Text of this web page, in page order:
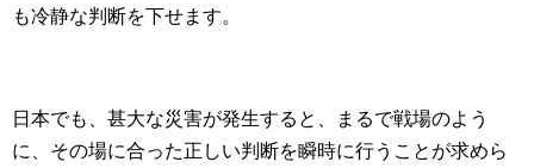
も冷静な判断を下せます。
日本でも、甚大な災害が発生すると、まるで戦場のよう
に、その場に合った正しい判断を瞬時に行うことが求めら